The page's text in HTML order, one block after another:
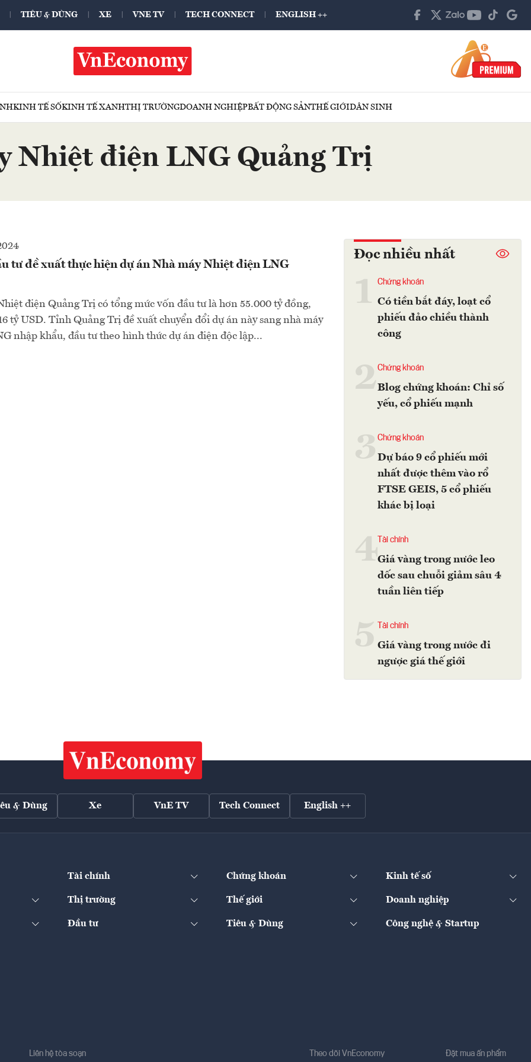
TIÊU & DÙNG XE VNE TV TECH CONNECT ENGLISH ++
KINH TẾ SỐKINH TẾ XANHTHỊ TRƯỜNGDOANH NGHIỆPBẤT ĐỘNG SẢNTHẾ GIỚIDÂN SINH
Nhiệt điện LNG Quảng Trị
tư đề xuất thực hiện dự án Nhà máy Nhiệt điện LNG
điện Quảng Trị có tổng mức vốn đầu tư là hơn 55.000 tỷ đồng,
tỷ USD. Tỉnh Quảng Trị đề xuất chuyển đổi dự án này sang nhà máy
nhập khẩu, đầu tư theo hình thức dự án điện độc lập...
Đọc nhiều nhất
Chứng khoán
Có tiền bắt đáy, loạt cổ
phiếu đảo chiều thành
công
2Chứng khoán
Blog chứng khoán: Chỉ số
yếu, cổ phiếu mạnh
Chứng khoán
Dự báo 9 cổ phiếu mới
nhất được thêm vào rổ
FTSE GEIS, 5 cổ phiếu
khác bị loại
4 Tài chính
Giá vàng trong nước leo
dốc sau chuỗi giảm sâu 4
tuần liên tiếp
Tài chính
Giá vàng trong nước đi
ngược giá thế giới
& Dùng Xe VnE TV Tech Connect English ++
Tài chính Chứng khoán Kinh tế số
Thị trường Thế giới Doanh nghiệp
Đầu tư Tiêu & Dùng Công nghệ & Startup
Liên hệ tòa soạn Theo dõi VnEconomy Đặt mua ấn phẩm